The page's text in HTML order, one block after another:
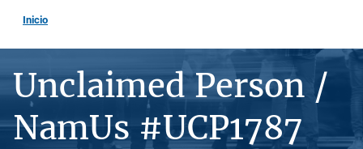
Inicio
Unclaimed Person /
NamUs #UCP1787